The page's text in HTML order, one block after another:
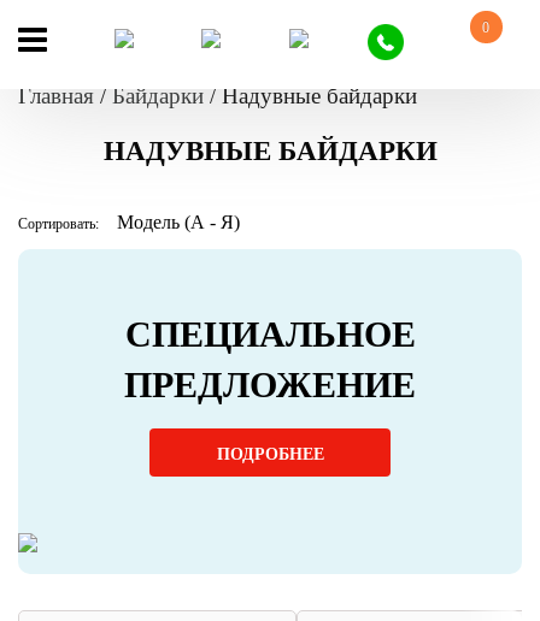
0
Главная / Байдарки / Надувные байдарки
НАДУВНЫЕ БАЙДАРКИ
Сортировать:
СПЕЦИАЛЬНОЕ
ПРЕДЛОЖЕНИЕ
ПОДРОБНЕЕ